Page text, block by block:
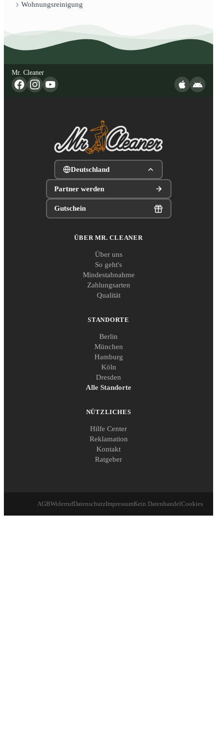
Wohnungsreinigung
Mr. Cleaner
Deutschland
Partner werden
Gutschein
ÜBER MR. CLEANER
Über uns
So geht's
Mindestabnahme
Zahlungsarten
Qualität
STANDORTE
Berlin
München
Hamburg
Köln
Dresden
Alle Standorte
NÜTZLICHES
Hilfe Center
Reklamation
Kontakt
Ratgeber
AGBWiderrufDatenschutzImpressumKein DatenhandelCookies